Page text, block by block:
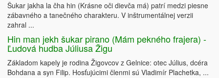
Šukar jakha la čha hin (Krásne oči dievča má) patrí medzi piesne
zábavného a tanečného charakteru. V inštrumentálnej verzii
zahral ...
Hin man jekh šukar pirano (Mám pekného frajera) -
Ľudová hudba Júliusa Žigu
Základom kapely je rodina Žigovcov z Gelnice: otec Július, dcéra
Bohdana a syn Filip. Hosťujúcimi členmi sú Vladimír Plachetka, ...